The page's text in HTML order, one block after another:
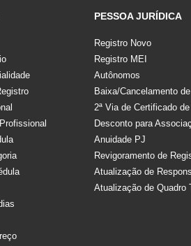
PESSOA JURÍDICA
Registro Novo
Registro MEI
Autônomos
Baixa/Cancelamento
2ª Via de Certificado
Desconto para
Anuidade PJ
Revigoramento de
Atualização de
Atualização de Quadro